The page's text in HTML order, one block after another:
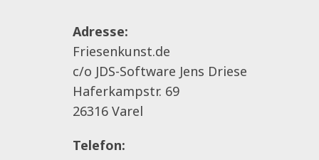
Adresse:
Friesenkunst.de
c/o JDS-Software Jens Driese
Haferkampstr. 69
26316 Varel
Telefon: